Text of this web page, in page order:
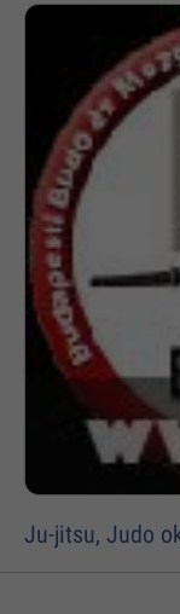
Ju-jitsu, Judo